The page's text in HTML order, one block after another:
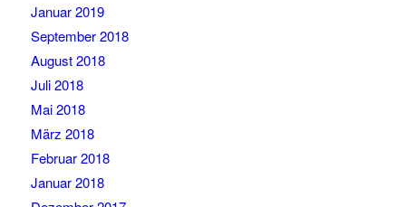
Januar 2019
September 2018
August 2018
Juli 2018
Mai 2018
März 2018
Februar 2018
Januar 2018